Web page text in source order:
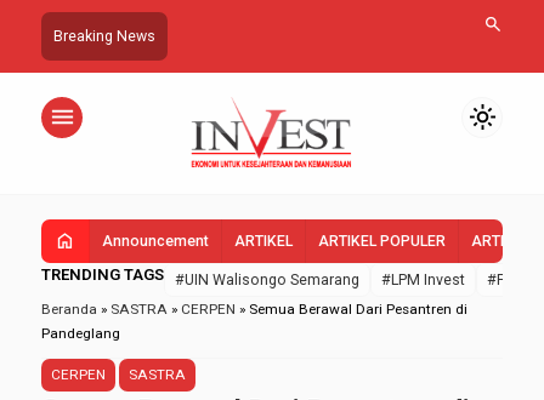
Breaking News search
menu light_mode
home Announcement ARTIKEL ARTIKEL POPULER ARTIKEL
TRENDING TAGS #UIN Walisongo Semarang #LPM Invest
#FEBI
Beranda » SASTRA » CERPEN » Semua Berawal Dari Pesantren di
Pandeglang
CERPEN SASTRA